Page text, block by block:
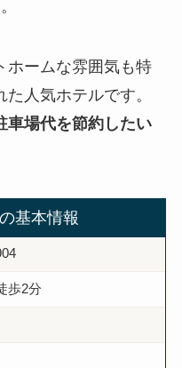
ホームな雰囲気も特
人気ホテルです。
車場代を節約したい
基本情報
歩2分